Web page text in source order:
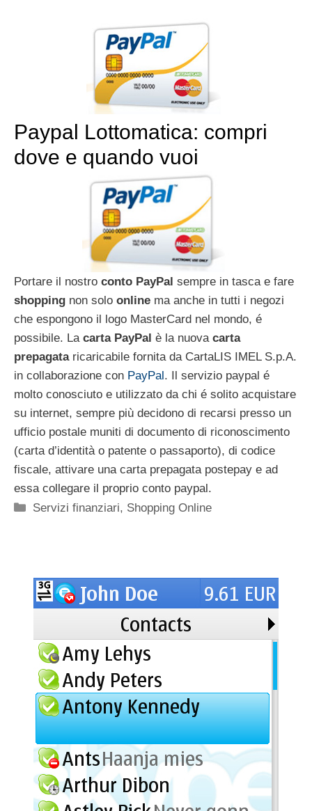
Paypal Lottomatica: compri
dove e quando vuoi
Portare il nostro conto PayPal sempre in tasca e fare
shopping non solo online ma anche in tutti i negozi
che espongono il logo MasterCard nel mondo, é
possibile. La carta PayPal è la nuova carta
prepagataricaricabile fornita da CartaLIS IMEL S.p.A.
in collaborazione con PayPal. Il servizio paypal é
molto conosciuto e utilizzato da chi é solito acquistare
su internet, sempre più decidono di recarsi presso un
ufficio postale muniti di documento di riconoscimento
(carta d’identità o patente o passaporto), di codice
fiscale, attivare una carta prepagata postepay e ad
essa collegare il proprio conto paypal.
Categorie
Servizi finanziari, Shopping Online